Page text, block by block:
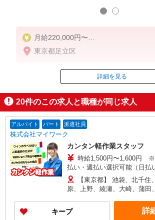
月給220,000円〜
※業務内容・経験等により優遇します
東京都足立区
掲載期間終了
詳細を見る
20件のこの求人と職種が同じ求人
アルバイト パート 派遣社員
株式会社マイワーク
カンタン軽作業スタッフ
時給1,500円〜1,600円
払い・週払い選択可能（日
残業手当、リーダー手当、深
【東京都】 池袋、北千住
原、上野、綾瀬、大崎、蒲田
大森、他 他にも一都三県各地にあり。ご希望をお
聞かせください。 ☆送迎バス
キープ 詳